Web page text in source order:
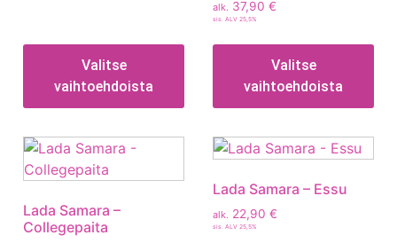
Valitse
vaihtoehdoista
alk. 37,90 €
sis. ALV 25,5%
Valitse
vaihtoehdoista
Lada Samara –
Collegepaita
Lada Samara – Essu
alk. 22,90 €
sis. ALV 25,5%